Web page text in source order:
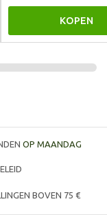
KOPEN
OP MAANDAG
BOVEN 75 €